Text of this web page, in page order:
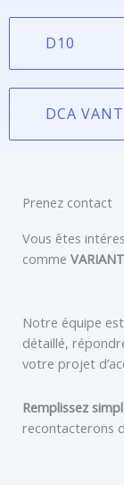
D10
DCA
Prenez contact
Vous êtes
comme
Notre équipe
détaillé,
votre projet
Remplissez
recontacterons